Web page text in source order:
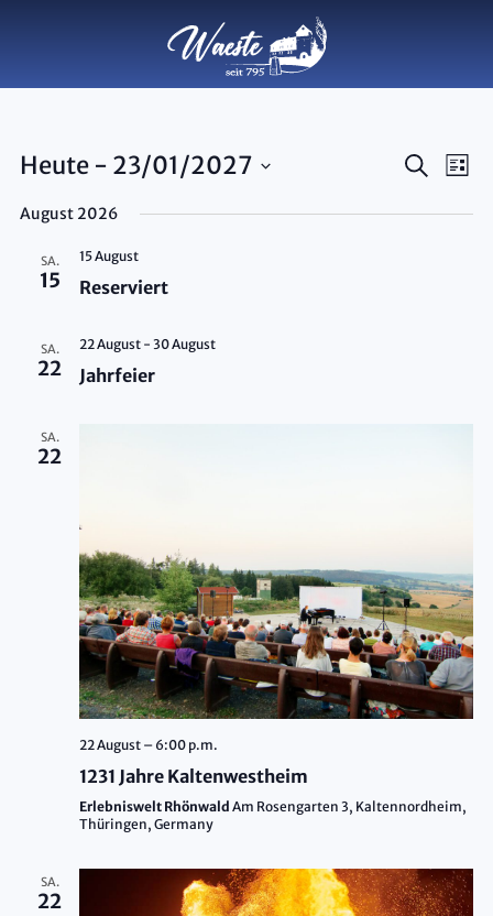
SucheListe
Heute - 23/01/2027
wählen.
August 2026
SA.
15
15 August
Reserviert
SA.
22
22 August - 30 August
Jahrfeier
SA.
22
22 August – 6:00 p.m.
1231 Jahre Kaltenwestheim
Erlebniswelt Rhönwald Am Rosengarten 3, Kaltennordheim,
Thüringen, Germany
SA.
22